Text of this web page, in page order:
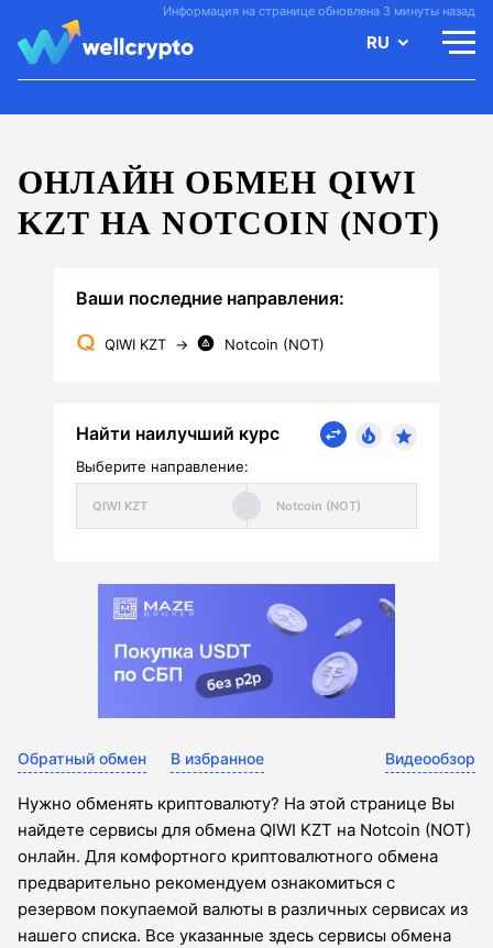
Информация на странице обновлена 3 минуты назад
RU
ОНЛАЙН ОБМЕН QIWI
KZT НА NOTCOIN (NOT)
Ваши последние направления:
QIWI KZT → Notcoin (NOT)
Найти наилучший курс
Выберите направление:
Обратный обмен В избранное Видеообзор
Нужно обменять криптовалюту? На этой странице Вы
найдете сервисы для обмена QIWI KZT на Notcoin (NOT)
онлайн. Для комфортного криптовалютного обмена
предварительно рекомендуем ознакомиться с
резервом покупаемой валюты в различных сервисах из
нашего списка. Все указанные здесь сервисы обмена